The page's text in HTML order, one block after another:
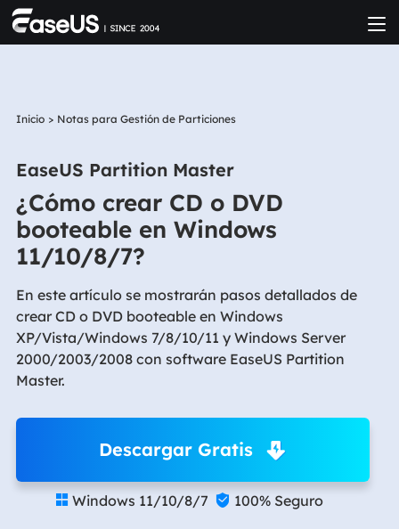
Inicio > Notas para Gestión de Particiones
EaseUS Partition Master
¿Cómo crear CD o DVD
booteable en Windows
11/10/8/7?
En este artículo se mostrarán pasos detallados de
crear CD o DVD booteable en Windows
XP/Vista/Windows 7/8/10/11 y Windows Server
2000/2003/2008 con software EaseUS Partition
Master.
Descargar Gratis
 Windows 11/10/8/7  100% Seguro